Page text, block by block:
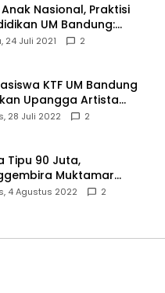
Nasional, Praktisi
UM Bandung:
Generasi Penerus
24 Juli 2021 2
KTF UM Bandung
Upangga Artista
Ini Salah Satu
28 Juli 2022 2
Tipu 90 Juta,
Muktamar
Aisyiyah Asal
4 Agustus 2022 2